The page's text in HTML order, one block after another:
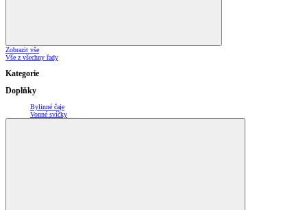
Zobrazit vše
Vše z všechny řady
Kategorie
Doplňky
Bylinné čaje
Vonné svíčky